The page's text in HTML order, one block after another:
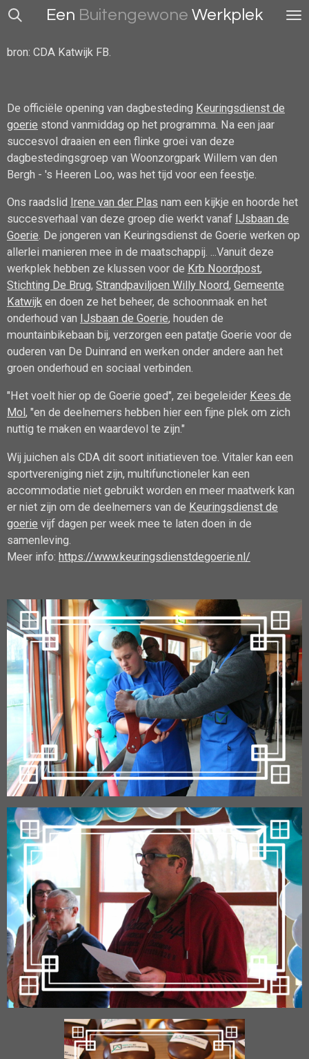
Ga
naar
Een Buitengewone Werkplek
bron: CDA Katwijk FB.
De officiële opening van dagbesteding Keuringsdienst de
goerie stond vanmiddag op het programma. Na een jaar
succesvol draaien en een flinke groei van deze
dagbestedingsgroep van Woonzorgpark Willem van den
Bergh - 's Heeren Loo, was het tijd voor een feestje.
Ons raadslid Irene van der Plas nam een kijkje en hoorde het
succesverhaal van deze groep die werkt vanaf IJsbaan de
Goerie. De jongeren van Keuringsdienst de Goerie werken op
allerlei manieren mee in de maatschappij. ...Vanuit deze
werkplek hebben ze klussen voor de Krb Noordpost,
Stichting De Brug, Strandpaviljoen Willy Noord, Gemeente
Katwijk en doen ze het beheer, de schoonmaak en het
onderhoud van IJsbaan de Goerie, houden de
mountainbikebaan bij, verzorgen een patatje Goerie voor de
ouderen van De Duinrand en werken onder andere aan het
groen onderhoud en sociaal verbinden.
"Het voelt hier op de Goerie goed", zei begeleider Kees de
Mol , "en de deelnemers hebben hier een fijne plek om zich
nuttig te maken en waardevol te zijn."
Wij juichen als CDA dit soort initiatieven toe. Vitaler kan een
sportvereniging niet zijn, multifunctioneler kan een
accommodatie niet gebruikt worden en meer maatwerk kan
er niet zijn om de deelnemers van de Keuringsdienst de
goerie vijf dagen per week mee te laten doen in de
samenleving.
Meer info: https://www.keuringsdienstdegoerie.nl/